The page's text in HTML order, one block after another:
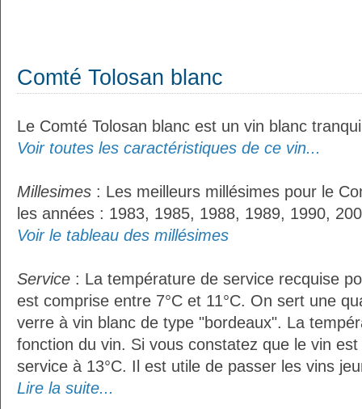
Comté Tolosan blanc
Le Comté Tolosan blanc est un vin blanc
Voir toutes les caractéristiques de ce vin...
Millesimes : Les meilleurs millésimes pour le
les années : 1983, 1985, 1988, 1989, 1990,
Voir le tableau des millésimes
Service : La température de service recquise
est comprise entre 7°C et 11°C. On sert une
verre à vin blanc de type "bordeaux". La
fonction du vin. Si vous constatez que le vin
service à 13°C. Il est utile de passer les vins
Lire la suite...